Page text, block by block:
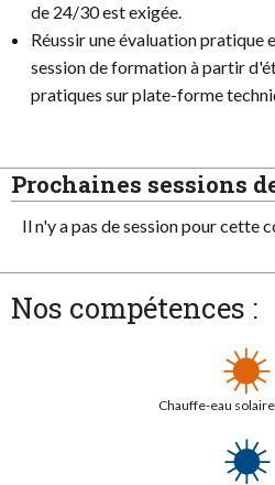
de 24/30 est exigée.
Réussir une évaluation pratique
session de formation à partir
pratiques sur plate-forme
Prochaines sessions
Il n'y a pas de session pour cette
Nos compétences :
Chauffe-eau